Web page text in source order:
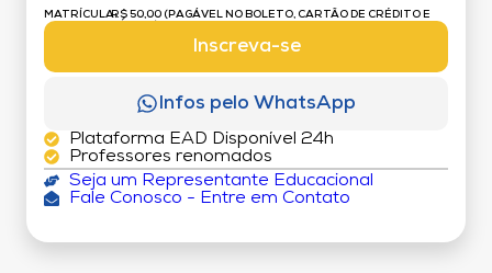
MATRÍCULA:R$ 50,00 (PAGÁVEL NO BOLETO, CARTÃO DE CRÉDITO E
Inscreva-se
Infos pelo WhatsApp
Plataforma EAD Disponível 24h
Professores renomados
Seja um Representante Educacional
Fale Conosco - Entre em Contato